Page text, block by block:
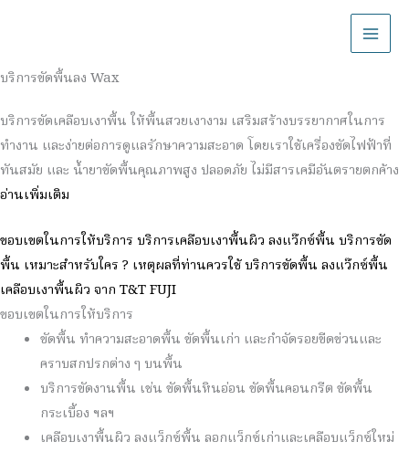
บริการขัดพื้นลง Wax
บริการขัดเคลือบเงาพื้น ให้พื้นสวยเงางาม เสริมสร้างบรรยากาศในการ
ทำงาน และง่ายต่อการดูแลรักษาความสะอาด โดยเราใช้เครื่องขัดไฟฟ้าที่
ทันสมัย และ น้ำยาขัดพื้นคุณภาพสูง ปลอดภัย ไม่มีสารเคมีอันตรายตกค้าง
อ่านเพิ่มเติม
ขอบเขตในการให้บริการ บริการเคลือบเงาพื้นผิว ลงแว๊กซ์พื้น บริการขัด
พื้น เหมาะสำหรับใคร ? เหตุผลที่ท่านควรใช้ บริการขัดพื้น ลงแว๊กซ์พื้น
เคลือบเงาพื้นผิว จาก T&T FUJI
ขอบเขตในการให้บริการ
ขัดพื้น ทำความสะอาดพื้น ขัดพื้นเก่า และกำจัดรอยขีดข่วนและ
คราบสกปรกต่าง ๆ บนพื้น
บริการขัดงานพื้น เช่น ขัดพื้นหินอ่อน ขัดพื้นคอนกรีต ขัดพื้น
กระเบื้อง ฯลฯ
เคลือบเงาพื้นผิว ลงแว็กซ์พื้น ลอกแว็กซ์เก่าและเคลือบแว็กซ์ใหม่